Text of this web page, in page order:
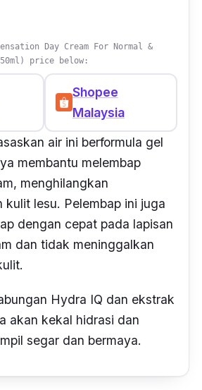
Day Cream For Normal &
price below:
Shopee
Malaysia
air ini berformula gel
membantu melembap
menghilangkan
kulit lesu. Pelembap ini juga
dengan cepat pada lapisan
dan tidak meninggalkan
Hydra IQ dan ekstrak
akan kekal hidrasi dan
segar dan bermaya.